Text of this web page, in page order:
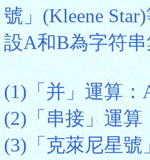
號」(Kleene
設A和B為字符
(1)「并」運算
(2)「串接」運
(3)「克萊尼星